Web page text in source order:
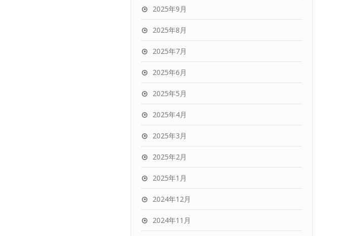
2025年9月
2025年8月
2025年7月
2025年6月
2025年5月
2025年4月
2025年3月
2025年2月
2025年1月
2024年12月
2024年11月